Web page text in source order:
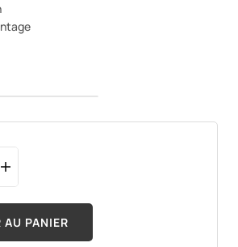
AU PANIER